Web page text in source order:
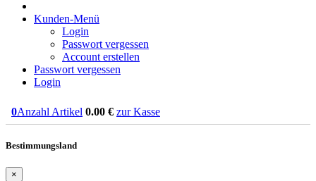
Kunden-Menü
Login
Passwort vergessen
Account erstellen
Passwort vergessen
Login
0Anzahl Artikel 0.00 € zur Kasse
Bestimmungsland
×